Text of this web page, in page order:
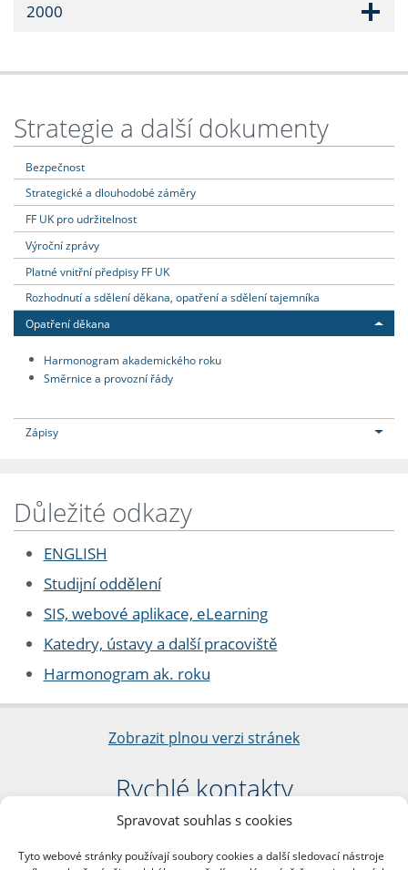
Spravovat souhlas s cookies
Tyto webové stránky používají soubory cookies a další sledovací nástroje
2000
Strategie a další dokumenty
Bezpečnost
Strategické a dlouhodobé záměry
FF UK pro udržitelnost
Výroční zprávy
Platné vnitřní předpisy FF UK
Rozhodnutí a sdělení děkana, opatření a sdělení tajemníka
Opatření děkana
Harmonogram akademického roku
Směrnice a provozní řády
Zápisy
Důležité odkazy
ENGLISH
Studijní oddělení
SIS, webové aplikace, eLearning
Katedry, ústavy a další pracoviště
Harmonogram ak. roku
Zobrazit plnou verzi stránek
Rychlé kontakty
Filozofická fakulta
nám. Jana Palacha 1/2